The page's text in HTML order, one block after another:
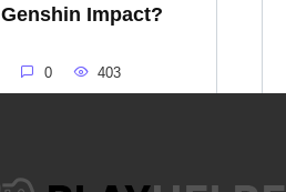
Genshin Impact?
0 403